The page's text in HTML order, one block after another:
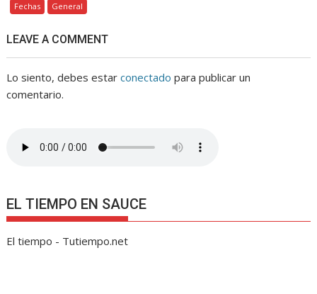
Fechas General
LEAVE A COMMENT
Lo siento, debes estarconectado para publicar un
comentario.
EL TIEMPO EN SAUCE
El tiempo - Tutiempo.net